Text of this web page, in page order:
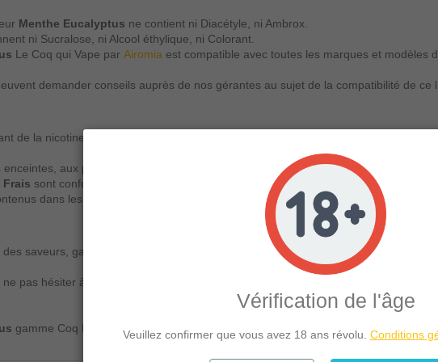
Menthe Eucalyptus ne contient ni Diacétyle, ni Ambrox.
ni Sucralose, ni Alcool éthylique, ni Colorant.
Le Coq qui Vape par Airomia est compatible avec toutes les marques et modèles
demander conseils auprès de nos gérantes au sujet de la compatibilité de
de la nicotine sont nocifs par contact avec la peau, respecter les précautions
aux personnes atteintes d'hypertension et/ou de maladies
sont conformes à la règlementation Européenne en vigueur.
dans les
peuvent provoquer des allergies.
saveurs, gardez votre e-liquide Le Coq Qui Vape saveur Menthe Eucalyptus
pas hésiter à aérer (bouchon ouvert) votre "
" Le
gamme Coq Frais par Le Coq Qui Vape est Fabriqué en France par Airomia.
Vérification de l'âge
Veuillez confirmer que vous avez 18 ans révolu. Conditions